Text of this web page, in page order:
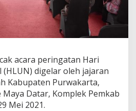
acara peringatan Hari
digelar oleh jajaran
Kabupaten Purwakarta,
Datar, Komplek Pemkab
Mei 2021.